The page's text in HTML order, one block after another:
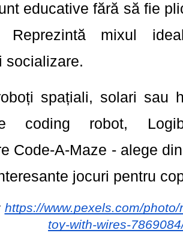
educative fără să fie
Reprezintă mixul
socializare.
spațiali, solari sau
coding robot,
Code-A-Maze - alege
jocuri pentru
https://www.pexels.com/
toy-with-wires-